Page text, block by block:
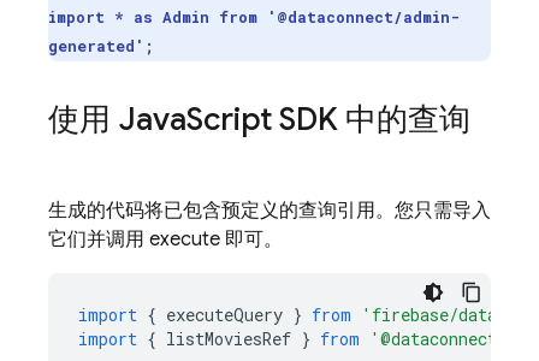
import * as Admin from '@dataconnect/admin-
generated';
使用 JavaScript SDK 中的查询
生成的代码将已包含预定义的查询引用。您只需导入
它们并调用 execute 即可。
import { executeQuery } from
'firebase/data-
import { listMoviesRef } from '@dataconnect/